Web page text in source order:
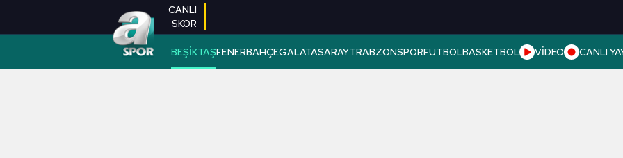
CANLI
SKOR
BEŞİKTAŞFENERBAHÇEGALATASARAYTRABZONSPORFUTBOLBASKETBOL VİDEO CANLI